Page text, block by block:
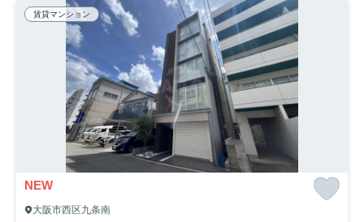
賃貸マンション
NEW
大阪市西区九条南